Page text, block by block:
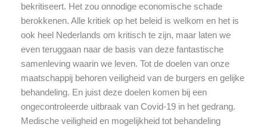
bekritiseert. Het zou onnodige economische schade
berokkenen. Alle kritiek op het beleid is welkom en het is
ook heel Nederlands om kritisch te zijn, maar laten we
even teruggaan naar de basis van deze fantastische
samenleving waarin we leven. Tot de doelen van onze
maatschappij behoren veiligheid van de burgers en gelijke
behandeling. En juist deze doelen komen bij een
ongecontroleerde uitbraak van Covid-19 in het gedrang.
Medische veiligheid en mogelijkheid tot behandeling